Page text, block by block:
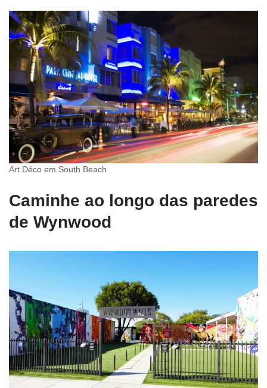
Art Déco em South Beach
Caminhe ao longo das paredes
de Wynwood